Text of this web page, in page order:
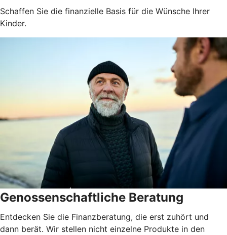
Schaffen Sie die finanzielle Basis für die Wünsche Ihrer
Kinder.
Genossenschaftliche Beratung
Entdecken Sie die Finanzberatung, die erst zuhört und
dann berät. Wir stellen nicht einzelne Produkte in den